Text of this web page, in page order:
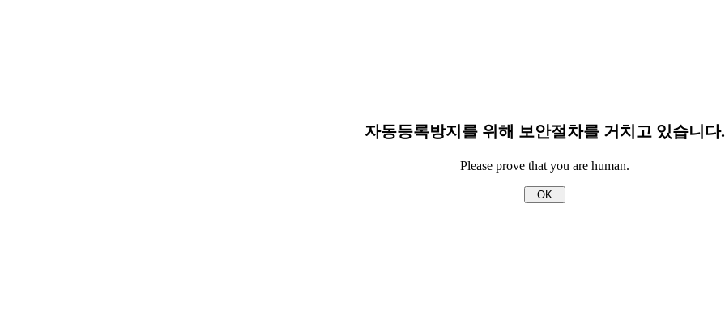
자동등록방지를 위해 보안절차를 거치고 있습니다.
Please prove that you are human.